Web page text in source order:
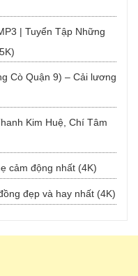
| Tuyển Tập Những
Cò Quận 9) – Cải lương
Kim Huệ, Chí Tâm
cảm động nhất (4K)
đẹp và hay nhất (4K)